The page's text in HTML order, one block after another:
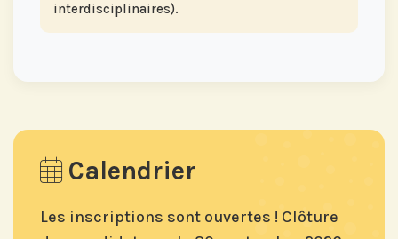
interdisciplinaires).
Calendrier
Les inscriptions sont ouvertes ! Clôture